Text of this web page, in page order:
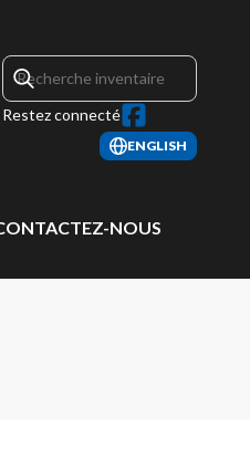
Restez connecté
ENGLISH
NOUS